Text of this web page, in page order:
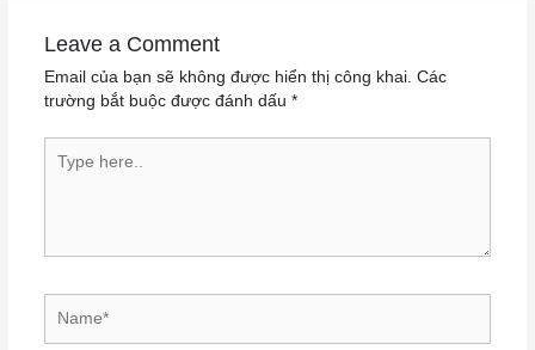
Leave a Comment
Email của bạn sẽ không được hiển thị công khai. Các
trường bắt buộc được đánh dấu *